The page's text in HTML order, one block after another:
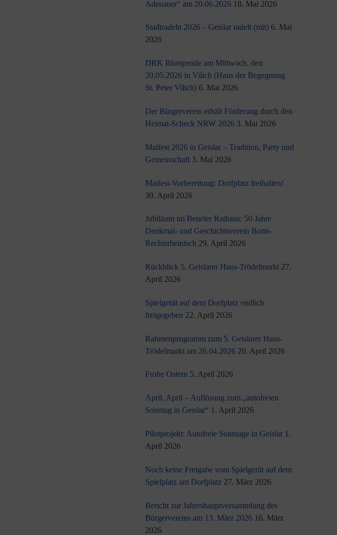
Adenauer“ am 20.06.2026 18. Mai 2026
Stadtradeln 2026 – Geislar radelt (mit) 6. Mai
2026
DRK Blutspende am Mittwoch, den
20.05.2026 in Vilich (Haus der Begegnung
St. Peter Vilich) 6. Mai 2026
Der Bürgerverein erhält Förderung durch den
Heimat-Scheck NRW 2026 3. Mai 2026
Maifest 2026 in Geislar – Tradition, Party und
Gemeinschaft 3. Mai 2026
Maifest-Vorbereitung: Dorfplatz freihalten!
30. April 2026
Jubiläum im Beueler Rathaus: 50 Jahre
Denkmal- und Geschichtsverein Bonn-
Rechtsrheinisch 29. April 2026
Rückblick 5. Geislarer Haus-Trödelmarkt 27.
April 2026
Spielgerät auf dem Dorfplatz endlich
freigegeben 22. April 2026
Rahmenprogramm zum 5. Geislarer Haus-
Trödelmarkt am 26.04.2026 20. April 2026
Frohe Ostern 5. April 2026
April, April – Auflösung zum „autofreien
Sonntag in Geislar“ 1. April 2026
Pilotprojekt: Autofreie Sonntage in Geislar 1.
April 2026
Noch keine Freigabe vom Spielgerät auf dem
Spielplatz am Dorfplatz 27. März 2026
Bericht zur Jahreshauptversammlung des
Bürgervereins am 13. März 2026 16. März
2026